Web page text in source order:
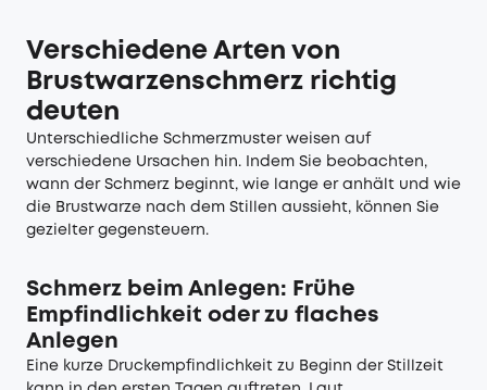
Verschiedene Arten von
Brustwarzenschmerz richtig
deuten
Unterschiedliche Schmerzmuster weisen auf
verschiedene Ursachen hin. Indem Sie beobachten,
wann der Schmerz beginnt, wie lange er anhält und wie
die Brustwarze nach dem Stillen aussieht, können Sie
gezielter gegensteuern.
Schmerz beim Anlegen: Frühe
Empfindlichkeit oder zu flaches
Anlegen
Eine kurze Druckempfindlichkeit zu Beginn der Stillzeit